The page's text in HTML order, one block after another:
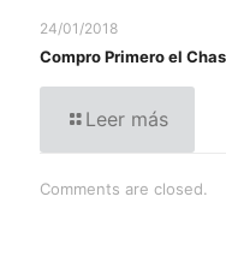
24/01/2018
Compro Primero el
Leer más
Comments are closed.